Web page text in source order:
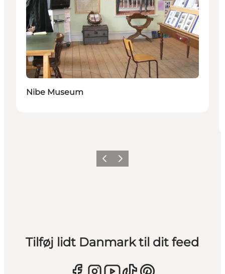
Nibe Museum
ForrigeNæste
Tilføj lidt Danmark til dit feed